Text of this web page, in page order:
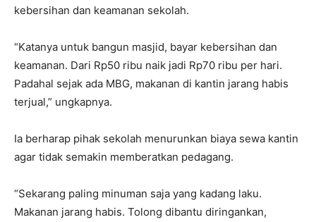
kebersihan dan keamanan sekolah.
“Katanya untuk bangun masjid, bayar kebersihan dan
keamanan. Dari Rp50 ribu naik jadi Rp70 ribu per hari.
Padahal sejak ada MBG, makanan di kantin jarang habis
terjual,” ungkapnya.
Ia berharap pihak sekolah menurunkan biaya sewa kantin
agar tidak semakin memberatkan pedagang.
“Sekarang paling minuman saja yang kadang laku.
Makanan jarang habis. Tolong dibantu diringankan,